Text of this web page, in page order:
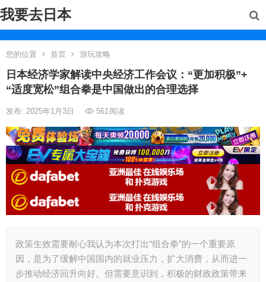
我要去日本
您的位置 首页 游玩攻略
日本经济学家解读中央经济工作会议：“更加积极”+
“适度宽松”组合拳是中国做出的合理选择
发布: 2025年1月3日 561阅读
政策生效需要耐心我认为本次打出“组合拳”的一个重要原
因，是为了缓解中国国内的就业压力，扩大消费，从而进一
步推动经济回升向好。但需要意识到，积极的财政政策带来